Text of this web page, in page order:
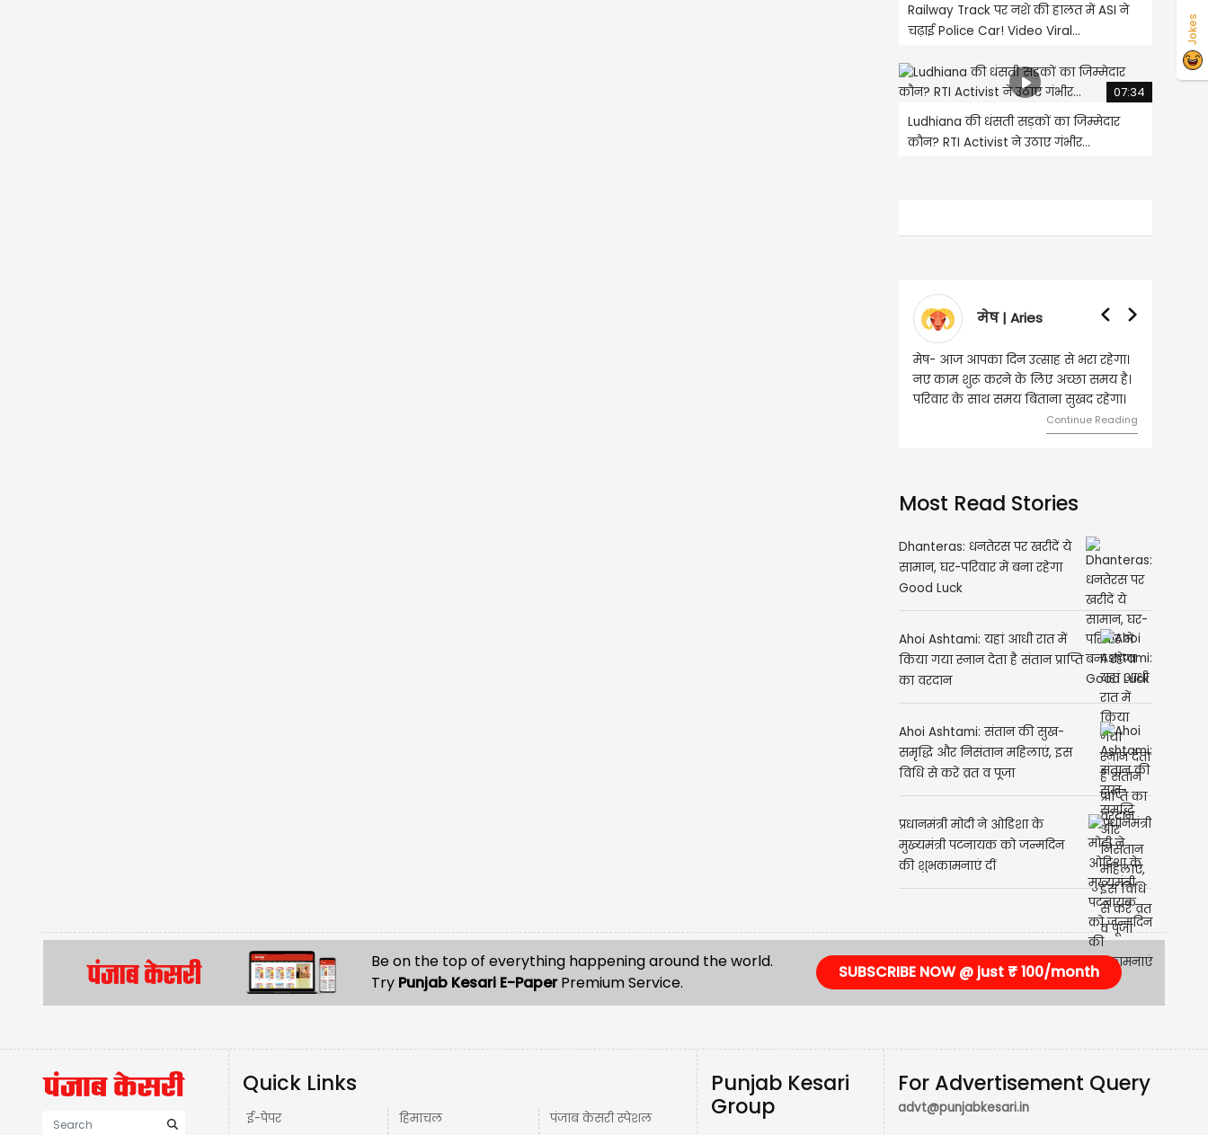
Railway Track पर नशे की हालत में ASI ने
चढ़ाई Police Car! Video Viral...
07:34
Ludhiana की धंसती सड़कों का जिम्मेदार
कौन? RTI Activist ने उठाए गंभीर...
मेष | Aries
मेष- आज आपका दिन उत्साह से भरा रहेगा।
नए काम शुरू करने के लिए अच्छा समय है।
परिवार के साथ समय बिताना सुखद रहेगा।
वृषभ | Taurus
वृष- आज का दिन इस राशि के
लिए शुभ रहने वाला है। धन और
मामलों में सफलता मिलेगी। मित्रों से
मेलजोल बढ़ेगा। आर्थिक निवेश सोच-
समझकर...
Most Read Stories
Dhanteras: धनतेरस पर खरीदें ये
सामान, घर-परिवार में बना रहेगा
Ahoi Ashtami: यहां आधी रात में
किया गया स्नान देता है संतान प्राप्ति
Ahoi Ashtami: संतान की सुख-
समृद्धि और निसंतान महिलाएं, इस
प्रधानमंत्री मोदी ने ओडिशा के
मुख्यमंत्री पटनायक को जन्मदिन
Be on the top of everything happening around the world.
SUBSCRIBE NOW @ just ₹ 100/month
Quick Links
Punjab Kesari
For Advertisement Query
Jokes